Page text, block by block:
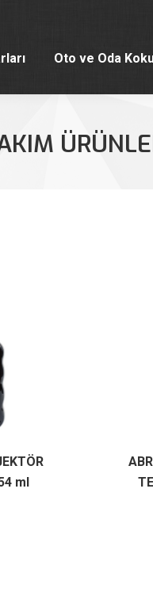
Oto ve Oda
ml